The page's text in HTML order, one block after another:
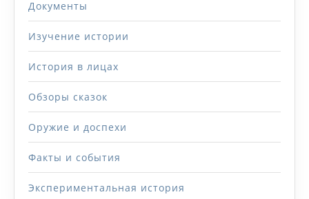
Документы
Изучение истории
История в лицах
Обзоры сказок
Оружие и доспехи
Факты и события
Экспериментальная история